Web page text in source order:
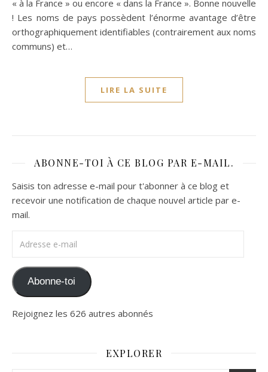
« à la France » ou encore « dans la France ». Bonne nouvelle
! Les noms de pays possèdent l’énorme avantage d’être
orthographiquement identifiables (contrairement aux noms
communs) et…
LIRE LA SUITE
ABONNE-TOI À CE BLOG PAR E-MAIL.
Saisis ton adresse e-mail pour t'abonner à ce blog et
recevoir une notification de chaque nouvel article par e-
mail.
Abonne-toi
Rejoignez les 626 autres abonnés
EXPLORER